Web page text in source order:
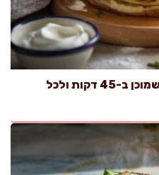
בלינצ'ס תפוחי אדמה מפנק שמוכן ב-45 דקות ולכל